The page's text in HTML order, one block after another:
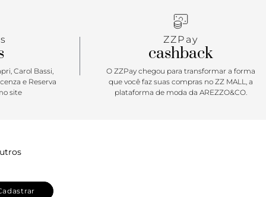
Carol Bassi,
e Reserva
site
ZZPay
cashback
O ZZPay chegou para transformar a forma
que você faz suas compras no ZZ MALL, a
plataforma de moda da AREZZO&CO.